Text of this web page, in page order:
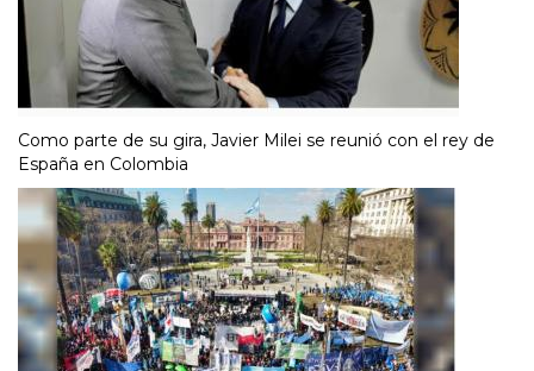
Como parte de su gira, Javier Milei se reunió con el rey de
España en Colombia